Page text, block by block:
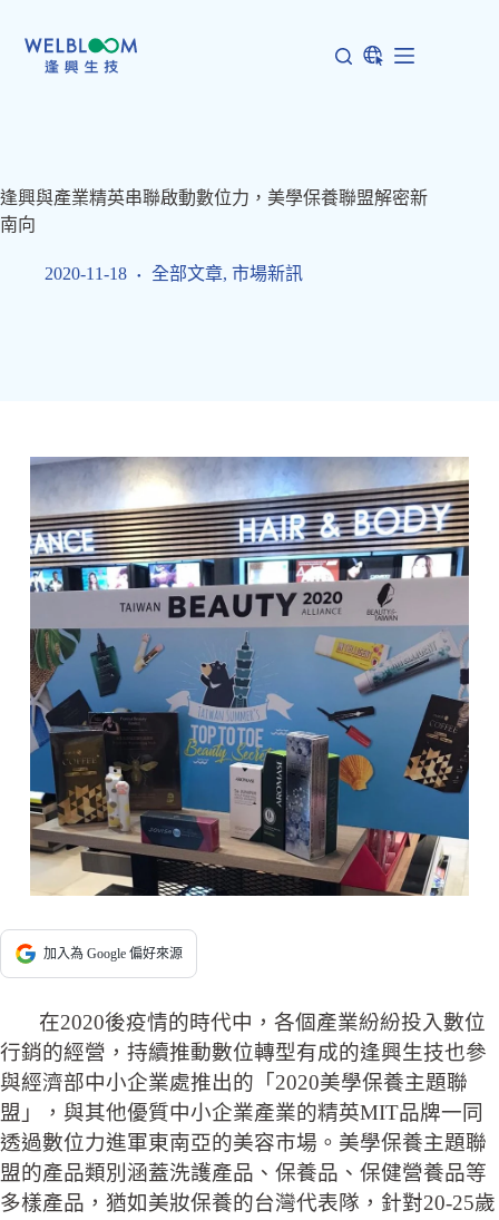
逢興與產業精英串聯啟動數位力，美學保養聯盟解密新
南向
2020-11-18 全部文章, 市場新訊
加入為 Google 偏好來源
在2020後疫情的時代中，各個產業紛紛投入數位
行銷的經營，持續推動數位轉型有成的逢興生技也參
與經濟部中小企業處推出的「2020美學保養主題聯
盟」，與其他優質中小企業產業的精英MIT品牌一同
透過數位力進軍東南亞的美容市場。美學保養主題聯
盟的產品類別涵蓋洗護產品、保養品、保健營養品等
多樣產品，猶如美妝保養的台灣代表隊，針對20-25歲